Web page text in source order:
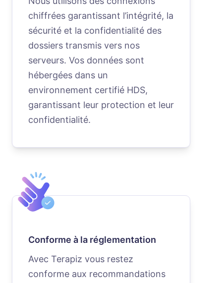
chiffrées garantissant l’intégrité, la
sécurité et la confidentialité des
dossiers transmis vers nos
serveurs. Vos données sont
hébergées dans un
environnement certifié HDS,
garantissant leur protection et leur
confidentialité.
Conforme à la réglementation
Avec Terapiz vous restez
conforme aux recommandations